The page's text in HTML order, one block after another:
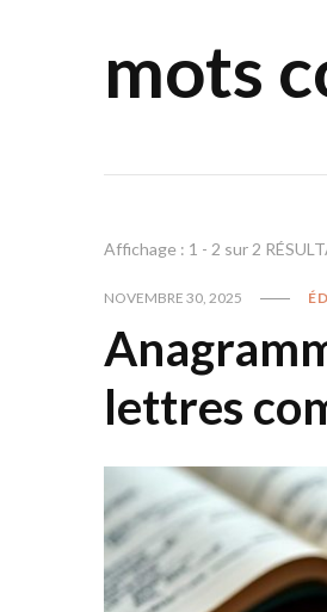
mots
Affichage : 1 - 2 sur 2
NOVEMBRE 30, 2025
lettres